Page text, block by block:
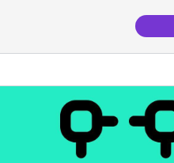
de Governança